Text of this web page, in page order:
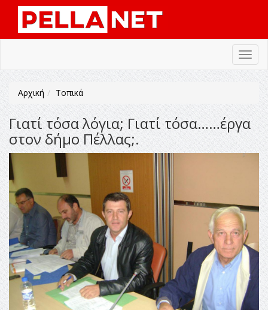
Αρχική Τοπικά
Γιατί τόσα λόγια; Γιατί τόσα……έργα
στον δήμο Πέλλας;.